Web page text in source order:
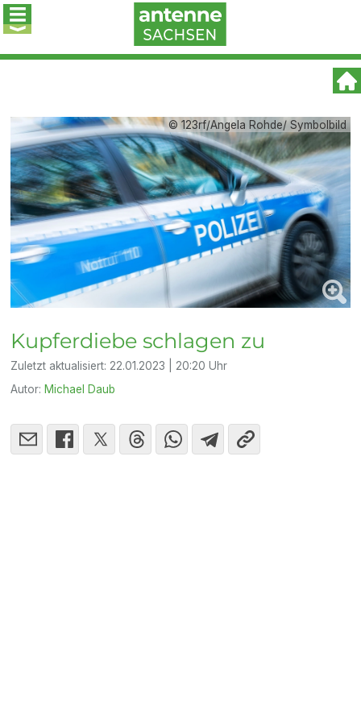
© 123rf/Angela Rohde/ Symbolbild
Kupferdiebe schlagen zu
Zuletzt aktualisiert: 22.01.2023 | 20:20 Uhr
Autor: Michael Daub